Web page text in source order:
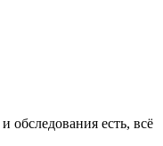
есть, всё